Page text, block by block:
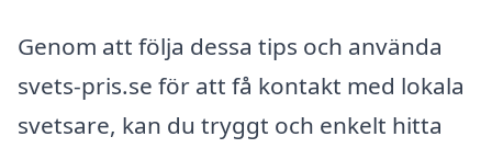
Genom att följa dessa tips och använda
svets-pris.se för att få kontakt med lokala
svetsare, kan du tryggt och enkelt hitta